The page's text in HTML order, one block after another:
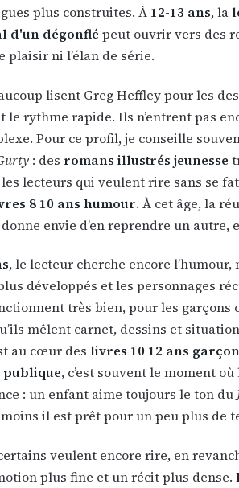
plus construites. À 12-13 ans, la
d'un dégonflé peut ouvrir vers des
plaisir ni l’élan de série.
lisent Greg Heffley pour les
le rythme rapide. Ils n’entrent pas
Pour ce profil, je conseille
: des romans illustrés jeunesse
lecteurs qui veulent rire sans se
8 10 ans humour. À cet âge, la
envie d’en reprendre un autre,
, le lecteur cherche encore
développés et les personnages
très bien, pour les garçons
mêlent carnet, dessins et
au cœur des livres 10 12 ans
, c’est souvent le moment
: un enfant aime toujours le ton du
il est prêt pour un peu plus de
veulent encore rire, en
plus fine et un récit plus dense.